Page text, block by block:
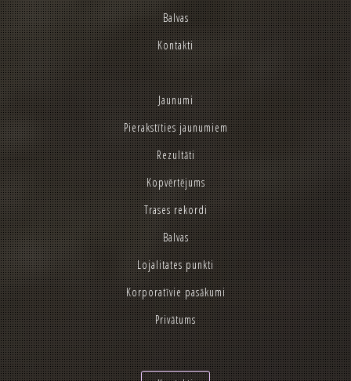
Balvas
Kontakti
Jaunumi
Pierakstīties jaunumiem
Rezultāti
Kopvērtējums
Trases rekordi
Balvas
Lojalitates punkti
Korporatīvie pasākumi
Privātums